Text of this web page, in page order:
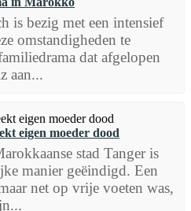
is bezig met een intensief
omstandigheden te
dat afgelopen
aan...
eigen moeder dood
stad Tanger is
manier geëindigd. Een
net op vrije voeten was,